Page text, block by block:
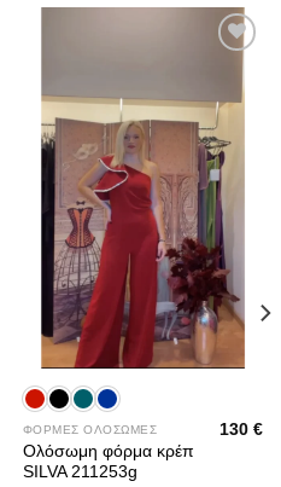
ΦΟΡΜΕΣ ΟΛΟΣΩΜΕΣ
Ολόσωμη φόρμα κρέπ
SILVA 211253g
130€